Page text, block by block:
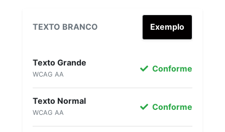
TEXTO BRANCO Exemplo
Texto Grande
WCAG AA
Conforme
Texto Normal
WCAG AA
Conforme